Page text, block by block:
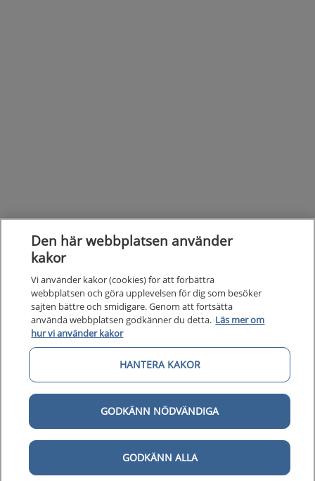
Kunskapsstöd
Om 1177 för vårdpersonal Om
Digital tillgänglighet
Den här webbplatsen använder
kakor
Vi använder kakor (cookies) för att förbättra
webbplatsen och göra upplevelsen för dig som besöker
sajten bättre och smidigare. Genom att fortsätta
använda webbplatsen godkänner du detta. Läs mer om
hur vi använder kakor
HANTERA KAKOR
GODKÄNN NÖDVÄNDIGA
GODKÄNN ALLA